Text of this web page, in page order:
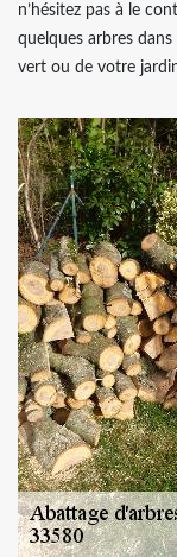
n’hésitez pas à le
quelques arbres
vert ou de votre